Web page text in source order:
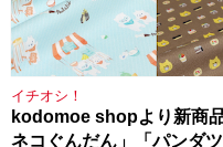
イチオシ！
kodomoe shopより新商
ネコぐんだん」「パンダ